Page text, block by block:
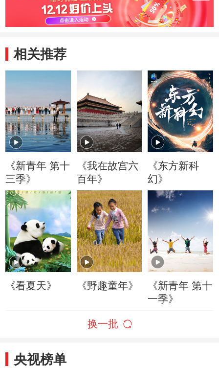
相关推荐
《新青年 第十
三季》
《我在故宫六
百年》
《东方新科
幻》
《看夏天》 《野趣童年》
《新青年 第十
一季》
换一批
央视榜单